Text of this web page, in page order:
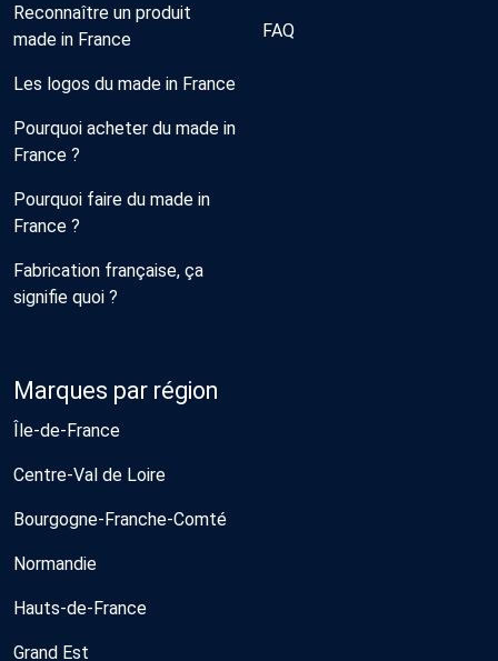
Reconnaître un produit
made in France
Les logos du made in France
Pourquoi acheter du made in
France ?
Pourquoi faire du made in
France ?
Fabrication française, ça
signifie quoi ?
FAQ
Marques par région
Île-de-France
Centre-Val de Loire
Bourgogne-Franche-Comté
Normandie
Hauts-de-France
Grand Est